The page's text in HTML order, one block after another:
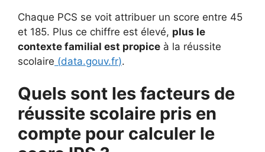
Chaque PCS se voit attribuer un score entre 45
et 185. Plus ce chiffre est élevé, plus le
contexte familial est propice à la réussite
scolaire (data.gouv.fr).
Quels sont les facteurs de
réussite scolaire pris en
compte pour calculer le